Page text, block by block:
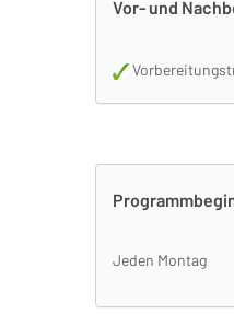
Vor- und
Jeden Montag